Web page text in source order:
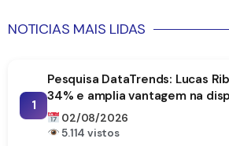
NOTICIAS MAIS LIDAS
1
Pesquisa DataTrends: Lucas
34% e amplia vantagem na
da Paraíba
02/08/2026
5.114 vistos